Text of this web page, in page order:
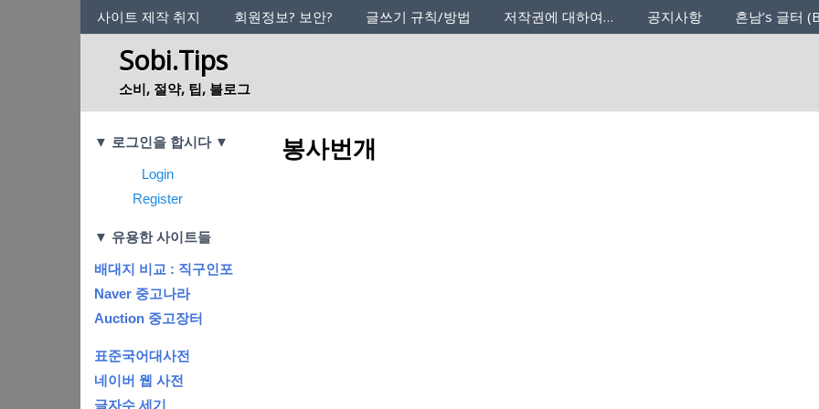
사이트의 정체성
사이트 제작 취지 회원정보? 보안? 글쓰기 규칙/방법 저작권에 대하여… 공지사항 흔남’s 글터
Sobi.Tips
소비, 절약, 팁, 블로그
Categories
봉사번개
▼ 로그인을 합시다 ▼
Login
Register
▼ 유용한 사이트들
배대지 비교 : 직구인포
Naver 중고나라
Auction 중고장터
표준국어대사전
네이버 웹 사전
글자수 세기